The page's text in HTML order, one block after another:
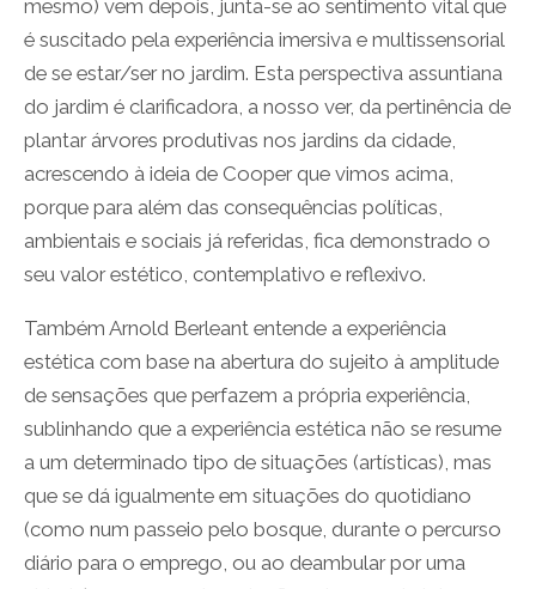
mesmo) vem depois, junta-se ao sentimento vital que
é suscitado pela experiência imersiva e multissensorial
de se estar/ser no jardim. Esta perspectiva assuntiana
do jardim é clarificadora, a nosso ver, da pertinência de
plantar árvores produtivas nos jardins da cidade,
acrescendo à ideia de Cooper que vimos acima,
porque para além das consequências políticas,
ambientais e sociais já referidas, fica demonstrado o
seu valor estético, contemplativo e reflexivo.
Também Arnold Berleant entende a experiência
estética com base na abertura do sujeito à amplitude
de sensações que perfazem a própria experiência,
sublinhando que a experiência estética não se resume
a um determinado tipo de situações (artísticas), mas
que se dá igualmente em situações do quotidiano
(como num passeio pelo bosque, durante o percurso
diário para o emprego, ou ao deambular por uma